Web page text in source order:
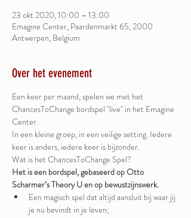
23 okt 2020, 10:00 – 13:00
Emagine Center, Paardenmarkt 65, 2000
Antwerpen, Belgium
Over het evenement
Een keer per maand, spelen we met het
ChancesToChange bordspel "live" in het Emagine
Center.
In een kleine groep, in een veilige setting. Iedere
keer is anders, iedere keer is bijzonder.
Wat is het ChancesToChange Spel?
Het is een bordspel, gebaseerd op Otto
Scharmer’s Theory U en op bewustzijnswerk.
Een magisch spel dat altijd aansluit bij waar jij
je nu bevindt in je leven;